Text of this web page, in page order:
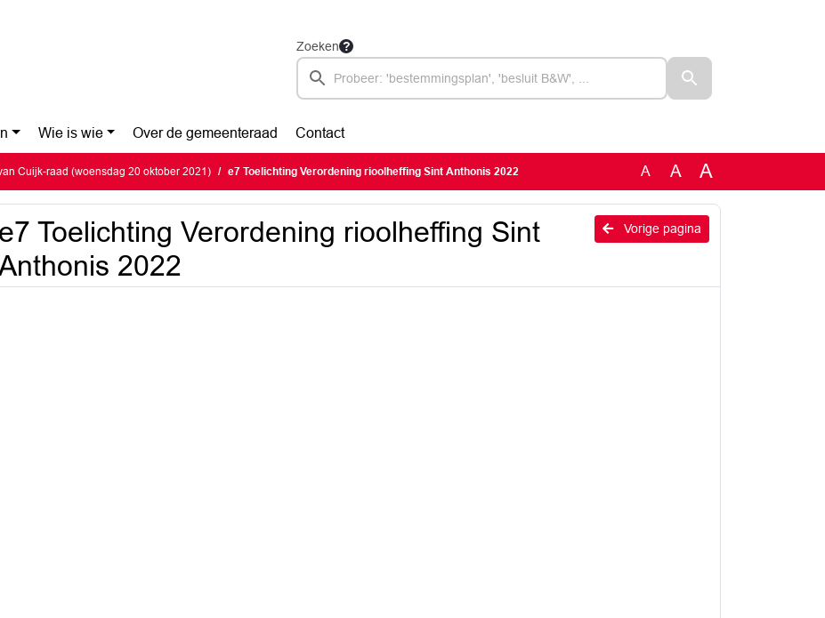
Zoeken
Wie is wie Over de gemeenteraad Contact
Cuijk-raad (woensdag 20 oktober 2021) e7 Toelichting Verordening rioolheffing Sint Anthonis 2022 A A A
Vorige pagina
e7 Toelichting Verordening rioolheffing Sint
2022